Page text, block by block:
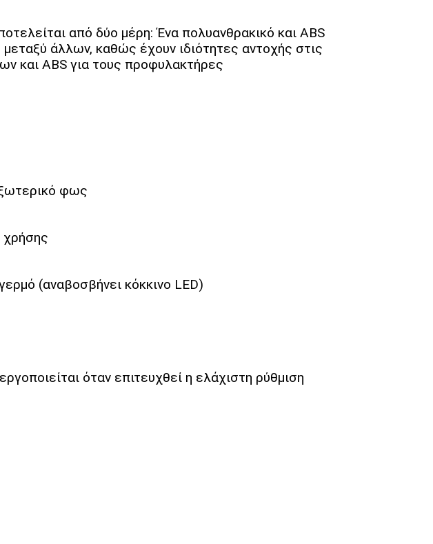
από δύο μέρη: Ένα πολυανθρακικό και ABS
μεταξύ άλλων, καθώς έχουν ιδιότητες αντοχής στις
και ABS για τους προφυλακτήρες
φως
χρήσης
(αναβοσβήνει κόκκινο LED)
όταν επιτευχθεί η ελάχιστη ρύθμιση